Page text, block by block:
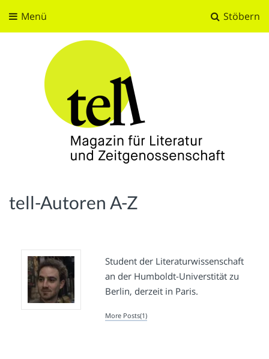
Stöbern
Menü
tell-Autoren A-Z
Student der Literaturwissenschaft
an der Humboldt-Universtität zu
Berlin, derzeit in Paris.
More Posts(1)